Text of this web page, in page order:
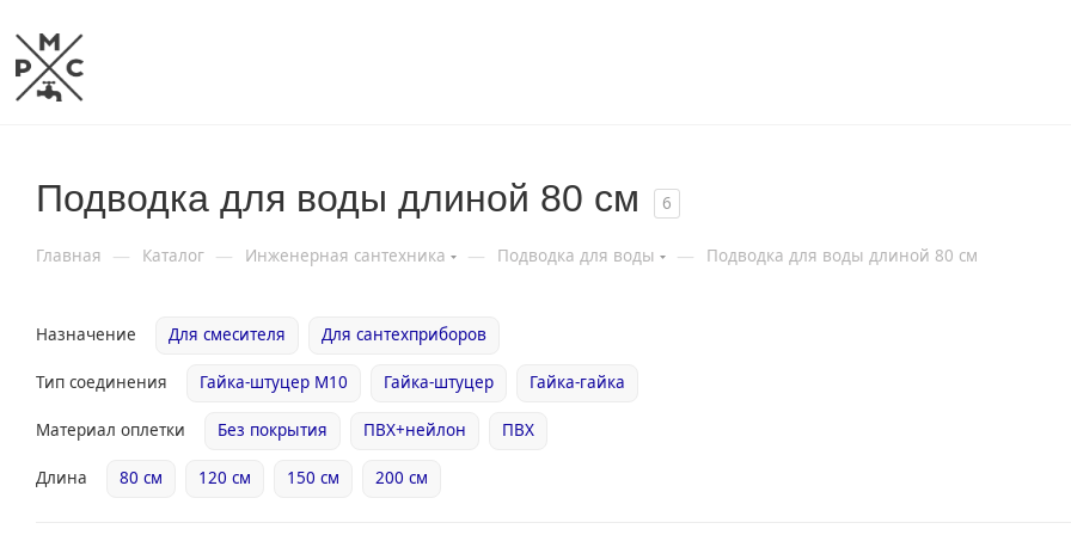
Подводка для воды длиной 80 см 6
Главная — Каталог — Инженерная сантехника — Подводка для воды — Подводка для воды длиной 80 см
Назначение Для смесителя Для сантехприборов
Тип соединения Гайка-штуцер М10 Гайка-штуцер Гайка-гайка
Материал оплетки Без покрытия ПВХ+нейлон ПВХ
Длина 80 см 120 см 150 см 200 см